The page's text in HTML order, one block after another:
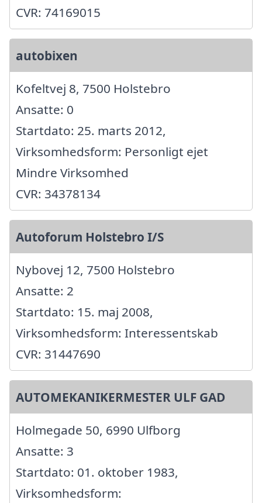
CVR: 74169015
autobixen
Kofeltvej 8, 7500 Holstebro
Ansatte: 0
Startdato: 25. marts 2012,
Virksomhedsform: Personligt ejet
Mindre Virksomhed
CVR: 34378134
Autoforum Holstebro I/S
Nybovej 12, 7500 Holstebro
Ansatte: 2
Startdato: 15. maj 2008,
Virksomhedsform: Interessentskab
CVR: 31447690
AUTOMEKANIKERMESTER ULF GAD
Holmegade 50, 6990 Ulfborg
Ansatte: 3
Startdato: 01. oktober 1983,
Virksomhedsform: